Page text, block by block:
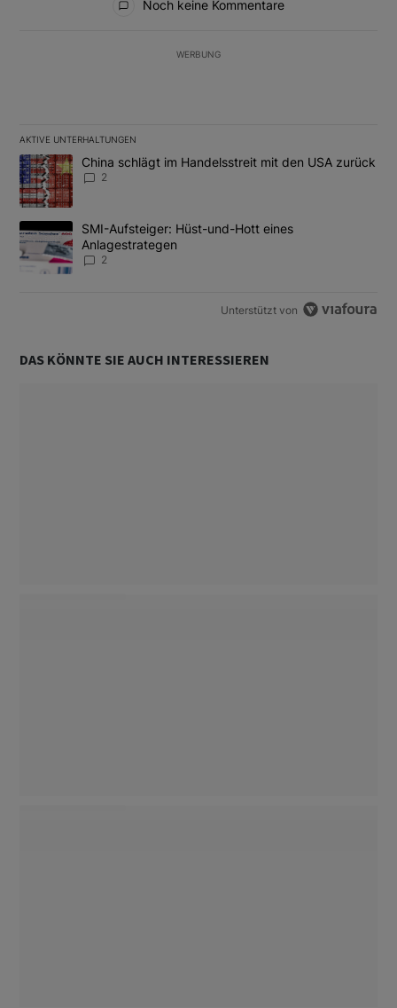
Noch keine Kommentare
WERBUNG
AKTIVE UNTERHALTUNGEN
Das Folgende ist eine Liste der am meisten kommentierten
Ein Trendartikel mit dem Titel "China schlägt im Handelsstreit
China schlägt im Handelsstreit mit den USA zurück
2
Ein Trendartikel mit dem Titel "SMI-Aufsteiger: Hüst-und-Hott
SMI-Aufsteiger: Hüst-und-Hott eines
Anlagestrategen
2
Unterstützt von
DAS KÖNNTE SIE AUCH INTERESSIEREN